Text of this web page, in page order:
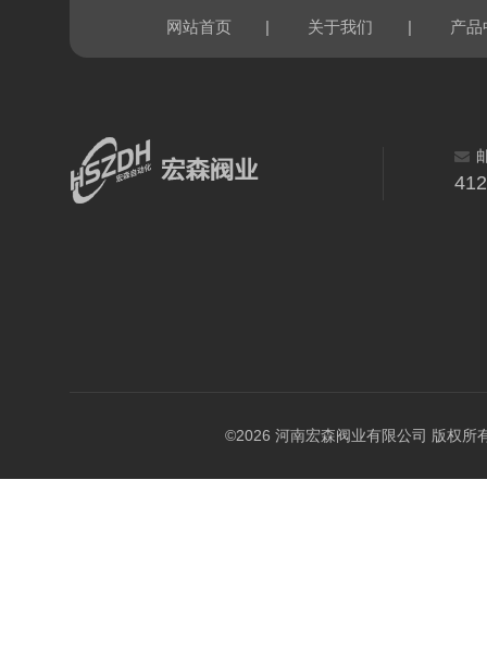
网站首页 | 关于我们 | 产品
©2026 河南宏森阀业有限公司 版权所